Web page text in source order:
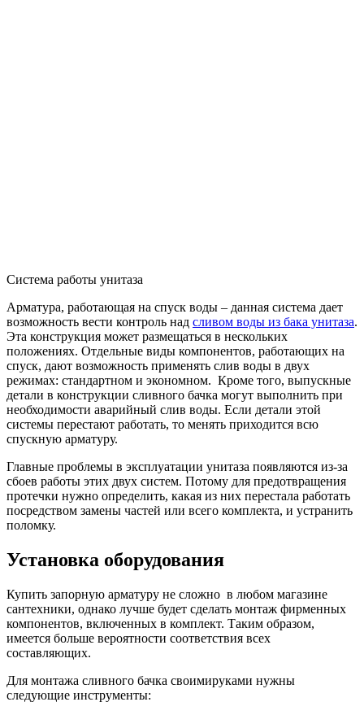
Система работы унитаза
Арматура, работающая на спуск воды – данная система дает
возможность вести контроль над сливом воды из бака унитаза.
Эта конструкция может размещаться в нескольких
положениях. Отдельные виды компонентов, работающих на
спуск, дают возможность применять слив воды в двух
режимах: стандартном и экономном. Кроме того, выпускные
детали в конструкции сливного бачка могут выполнить при
необходимости аварийный слив воды. Если детали этой
системы перестают работать, то менять приходится всю
спускную арматуру.
Главные проблемы в эксплуатации унитаза появляются из-за
сбоев работы этих двух систем. Потому для предотвращения
протечки нужно определить, какая из них перестала работать
посредством замены частей или всего комплекта, и устранить
поломку.
Установка оборудования
Купить запорную арматуру не сложно в любом магазине
сантехники, однако лучше будет сделать монтаж фирменных
компонентов, включенных в комплект. Таким образом,
имеется больше вероятности соответствия всех
составляющих.
Для монтажа сливного бачка своимируками нужны
следующие инструменты: